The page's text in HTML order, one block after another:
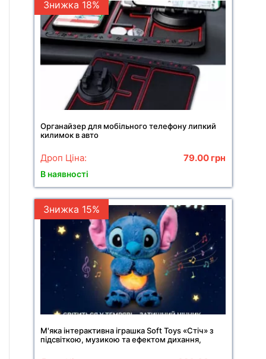
Знижка 18%
Органайзер для мобільного телефону липкий
килимок в авто
Дроп Ціна: 79.00 грн
В наявності
Знижка 15%
М'яка інтерактивна іграшка Soft Toys «Стіч» з
підсвіткою, музикою та ефектом дихання,